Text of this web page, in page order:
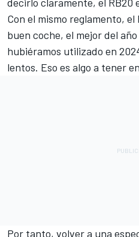
Con el mismo reglamento,
buen coche, el mejor del
hubiéramos utilizado en
lentos. Eso es algo a tener
Por tanto, volver a una